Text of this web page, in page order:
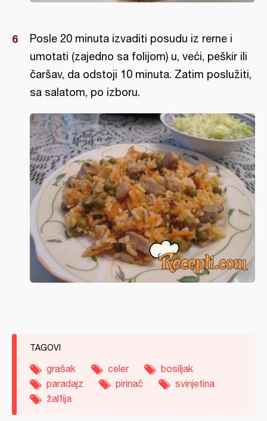
Posle 20 minuta izvaditi posudu iz rerne i
umotati (zajedno sa folijom) u, veći, peškir ili
čaršav, da odstoji 10 minuta. Zatim poslužiti,
sa salatom, po izboru.
TAGOVI
grašak celer
bosiljak
paradajz
pirinač
svinjetina
žalfija